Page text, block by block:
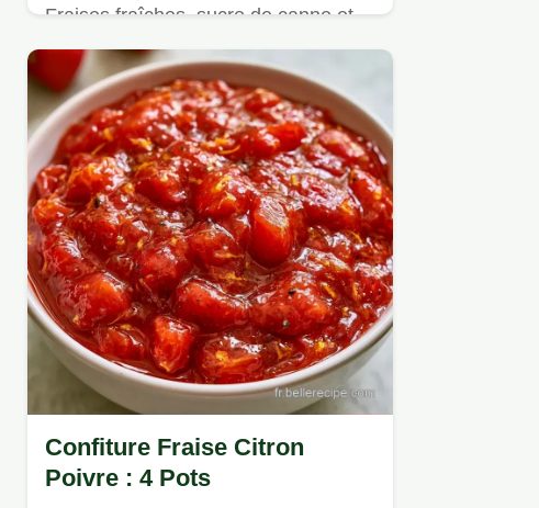
Fraises fraîches, sucre de canne et
citron pour une Confiture de fraises.
Confiture Fraise Citron
Poivre : 4 Pots